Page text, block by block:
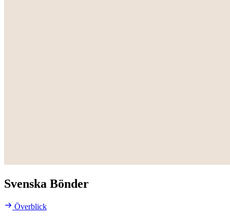
Svenska Bönder
Överblick